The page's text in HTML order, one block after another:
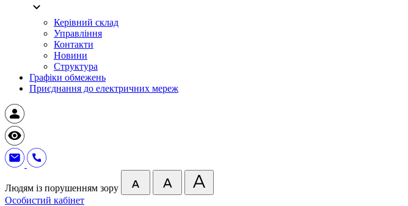
Керівний склад
Управління
Контакти
Новини
Структура
Графіки обмежень
Приєднання до електричних мереж
Людям із порушенням зору
Особистий кабінет